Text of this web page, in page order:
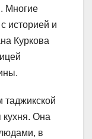
Многие
историей и
Куркова
кухня. Она
в